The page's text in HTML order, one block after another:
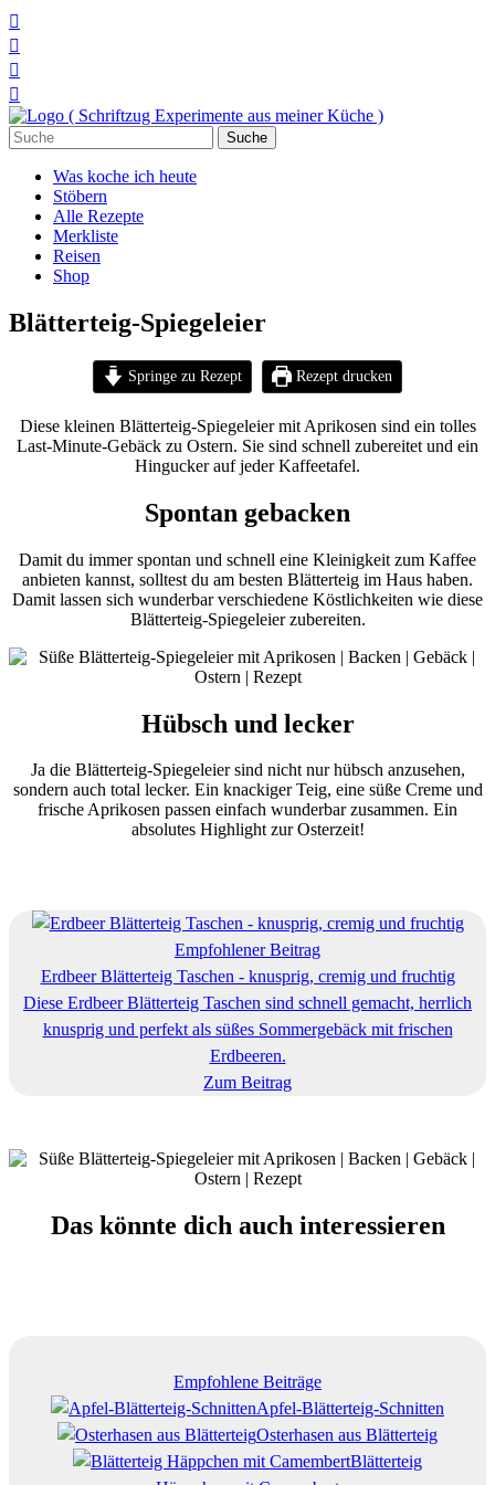




Suchen
nach:
Was koche ich heute
Stöbern
Alle Rezepte
Merkliste
Reisen
Shop
Blätterteig-Spiegeleier
Springe zu Rezept Rezept drucken
Diese kleinen Blätterteig-Spiegeleier mit Aprikosen sind ein tolles
Last-Minute-Gebäck zu Ostern. Sie sind schnell zubereitet und ein
Hingucker auf jeder Kaffeetafel.
Spontan gebacken
Damit du immer spontan und schnell eine Kleinigkeit zum Kaffee
anbieten kannst, solltest du am besten Blätterteig im Haus haben.
Damit lassen sich wunderbar verschiedene Köstlichkeiten wie diese
Blätterteig-Spiegeleier zubereiten.
Hübsch und lecker
Ja die Blätterteig-Spiegeleier sind nicht nur hübsch anzusehen,
sondern auch total lecker. Ein knackiger Teig, eine süße Creme und
frische Aprikosen passen einfach wunderbar zusammen. Ein
absolutes Highlight zur Osterzeit!
Empfohlener Beitrag
Erdbeer Blätterteig Taschen - knusprig, cremig und fruchtig
Diese Erdbeer Blätterteig Taschen sind schnell gemacht, herrlich
knusprig und perfekt als süßes Sommergebäck mit frischen
Erdbeeren.
Zum Beitrag
Das könnte dich auch interessieren
Empfohlene Beiträge
Apfel-Blätterteig-Schnitten
Osterhasen aus Blätterteig
Blätterteig